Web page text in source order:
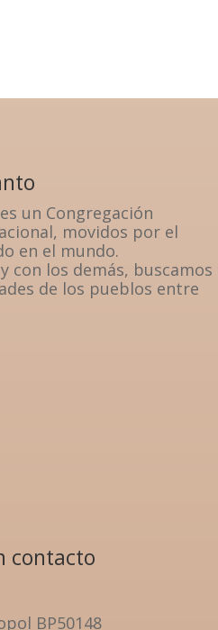
un Congregación
movidos por el
en el mundo.
con los demás, buscamos
de los pueblos entre
contacto
BP50148